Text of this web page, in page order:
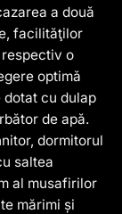
a două
facilităţilor
o
optimă
dotat cu dulap
de apă.
dormitorul
saltea
al musafirilor
mărimi și